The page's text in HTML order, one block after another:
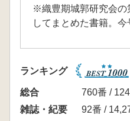
※織豊期城郭研究会の
してまとめた書籍。今
ランキング
総合
760番 /
雑誌・紀要
92番 /